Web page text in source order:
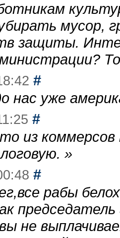
мусор,
защиты.
#
нас уже
#
из
»
#
рабы
не